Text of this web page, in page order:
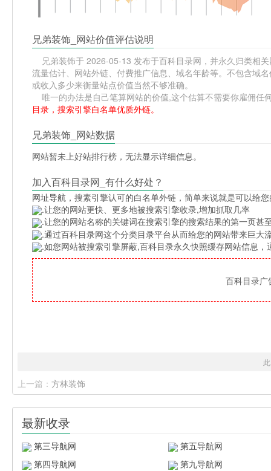
兄弟装饰_网站价值评估说明
兄弟装饰于 2026-05-13 发布于百科目录网，并永久归类相
流量估计、网站外链、付费推广信息、域名年龄等。不包含域
或收入多少来衡量站点价值当然不够准确。
唯一的办法是自己笔算网站的价值,这个估算不需要你雇佣任
目录，搜索引擎白名单优质外链。
兄弟装饰_网站数据
网站暂未上好站排行榜，无法显示详细信息。
加入百科目录网_有什么好处？
网址导航 ，搜素引擎认可的白名单外链，简单来说就是可以给
.让您的网站更快、更多地被搜索引擎收录,增加抓取几率
.让您的网站名称的关键词在搜索引擎的搜索结果的第一页甚
.通过百科目录网这个分类目录平台从而给您的网站带来巨大
.如您网站被搜索引擎屏蔽,百科目录永久快照缓存网站信息
百科目录
上一篇： 方林装饰
最新收录
第三导航网
第五导航网
第四导航网
第九导航网